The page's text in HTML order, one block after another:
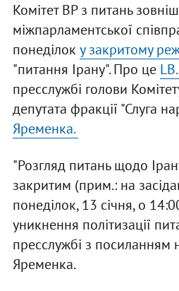
Комітет ВР з питань
міжпарламентської
понеділок у закритому
"питання Ірану". Про це
пресслужбі голови
депутата фракції "Слуга
Яременка.
"Розгляд питань щодо
закритим (прим.: на
понеділок, 13 січня, о
уникнення політизації
пресслужбі з посиланням
Яременка.